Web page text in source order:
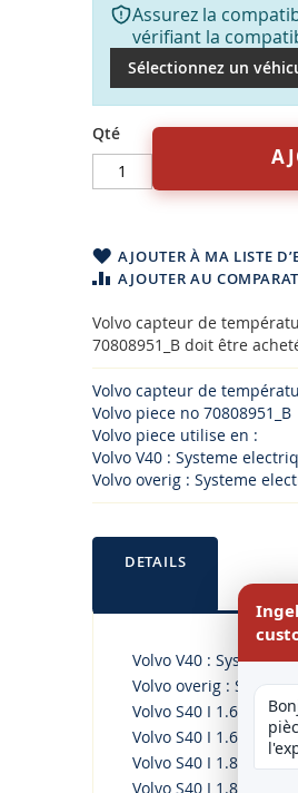
Assurez la
vérifiant la
Sélectionnez un
Qté
AJOUTER À MA LISTE
AJOUTER AU
Volvo capteur de
70808951_B doit être
Volvo capteur de
Volvo piece no 70808951_B
Volvo piece utilise en :
Volvo V40 : Systeme
Volvo overig : Systeme
DETAILS
Volvo V40 : Systeme
Volvo overig :
Volvo S40 I 1.6 03.99-
Volvo S40 I 1.6 09.95-
Volvo S40 I 1.8 03.99-
Volvo S40 I 1.8 07.95-